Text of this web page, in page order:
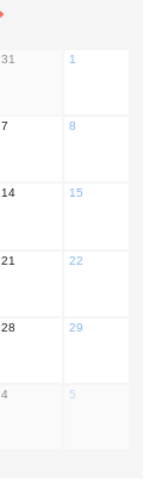
31 1
7 8
14 15
21 22
28 29
4 5